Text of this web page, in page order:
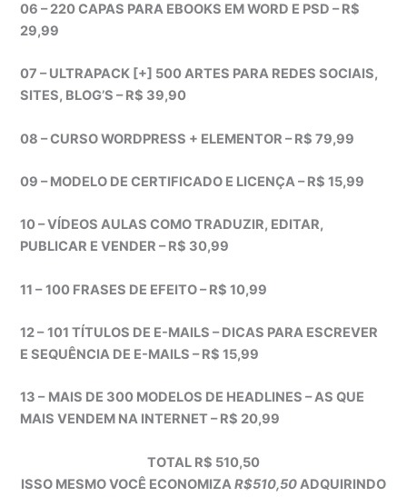
06 – 220 CAPAS PARA EBOOKS EM WORD E PSD – R$
29,99
07 – ULTRAPACK [+] 500 ARTES PARA REDES SOCIAIS,
SITES, BLOG’S – R$ 39,90
08 – CURSO WORDPRESS + ELEMENTOR – R$ 79,99
09 – MODELO DE CERTIFICADO E LICENÇA – R$ 15,99
10 – VÍDEOS AULAS COMO TRADUZIR, EDITAR,
PUBLICAR E VENDER – R$ 30,99
11 – 100 FRASES DE EFEITO – R$ 10,99
12 – 101 TÍTULOS DE E-MAILS – DICAS PARA ESCREVER
E SEQUÊNCIA DE E-MAILS – R$ 15,99
13 – MAIS DE 300 MODELOS DE HEADLINES – AS QUE
MAIS VENDEM NA INTERNET – R$ 20,99
TOTAL R$ 510,50
ISSO MESMO VOCÊ ECONOMIZAR$510,50ADQUIRINDO